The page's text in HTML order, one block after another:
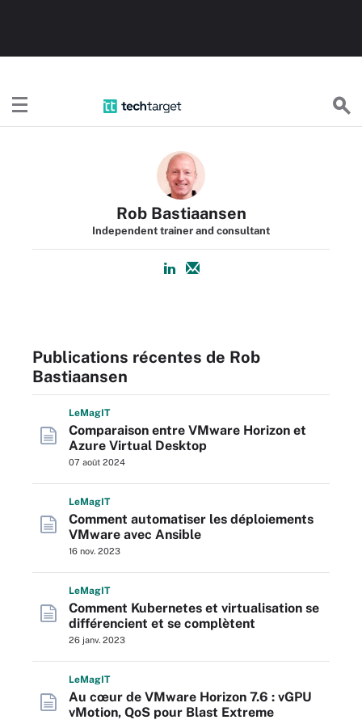
Rob Bastiaansen
Independent trainer and consultant
Publications récentes de Rob
Bastiaansen
LeMagIT
Comparaison entre VMware Horizon et
Azure Virtual Desktop
07 août 2024
LeMagIT
Comment automatiser les déploiements
VMware avec Ansible
16 nov. 2023
LeMagIT
Comment Kubernetes et virtualisation se
différencient et se complètent
26 janv. 2023
LeMagIT
Au cœur de VMware Horizon 7.6 : vGPU
vMotion, QoS pour Blast Extreme